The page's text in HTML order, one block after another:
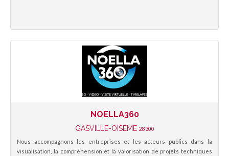
NOELLA360
GASVILLE-OISÈME 28300
Nous accompagnons les entreprises et les acteurs publics dans la
visualisation, la compréhension et la valorisation de projets techniques